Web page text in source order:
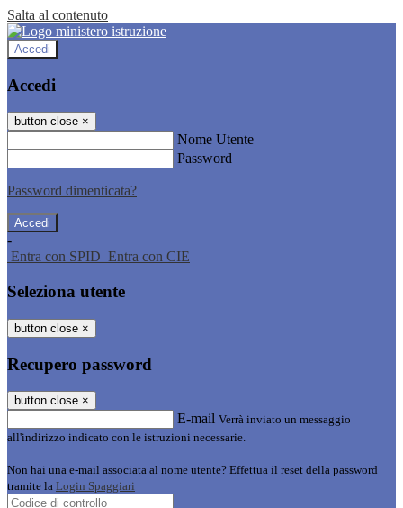
Salta al contenuto
Accedi
Accedi
button close ×
Nome Utente
Password
Password dimenticata?
-
Entra con SPID Entra con CIE
Seleziona utente
button close ×
Recupero password
button close ×
E-mail Verrà inviato un messaggio
all'indirizzo indicato con le istruzioni necessarie.
Non hai una e-mail associata al nome utente? Effettua il reset della password
tramite la Login Spaggiari